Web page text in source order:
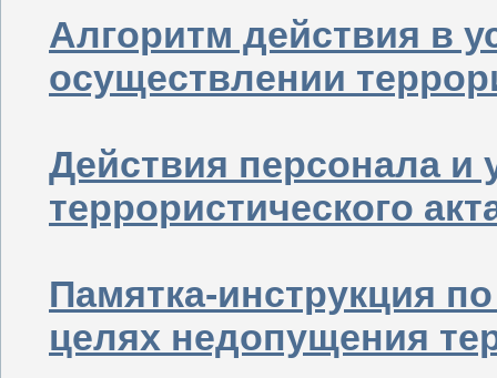
Алгоритм действия в
осуществлении
Действия персонала и
террористического
Памятка-инструкция
целях недопущения